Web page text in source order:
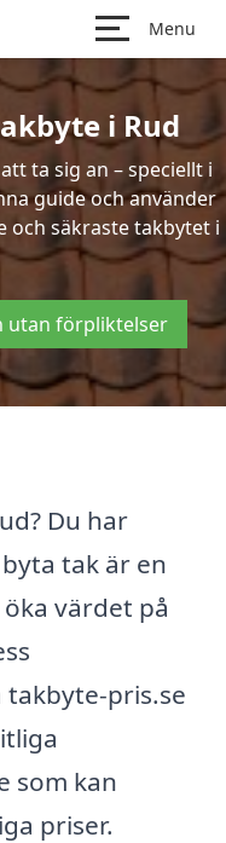
Menu
i Rud
ta sig an – speciellt i
guide och använder
och säkraste takbytet i
utan förpliktelser
Du har
tak är en
värdet på
pris.se
som kan
priser.